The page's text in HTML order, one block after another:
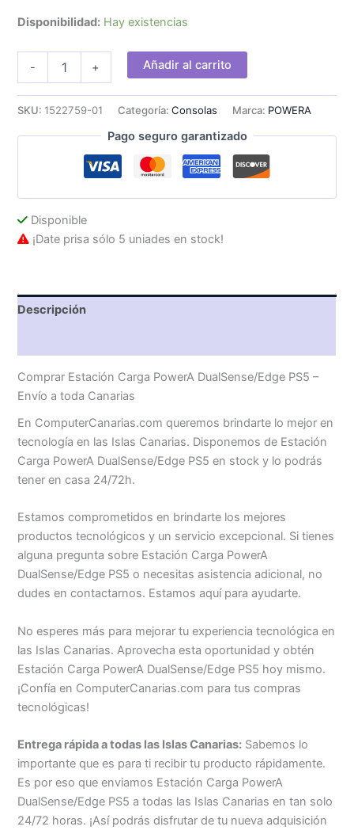
Disponibilidad: Hay existencias
-
DualSense/Edge
cantidad
+ Añadir al carrito
SKU:1522759-01 Categoría:Consolas Marca: POWERA
Pago seguro garantizado
Disponible
¡Date prisa sólo 5 uniades en stock!
Descripción
Comprar Estación Carga PowerA DualSense/Edge PS5 –
Envío a toda Canarias
En ComputerCanarias.com queremos brindarte lo mejor en
tecnología en las Islas Canarias. Disponemos de Estación
Carga PowerA DualSense/Edge PS5 en stock y lo podrás
tener en casa 24/72h.
Estamos comprometidos en brindarte los mejores
productos tecnológicos y un servicio excepcional. Si tienes
alguna pregunta sobre Estación Carga PowerA
DualSense/Edge PS5 o necesitas asistencia adicional, no
dudes en contactarnos. Estamos aquí para ayudarte.
No esperes más para mejorar tu experiencia tecnológica en
las Islas Canarias. Aprovecha esta oportunidad y obtén
Estación Carga PowerA DualSense/Edge PS5 hoy mismo.
¡Confía en ComputerCanarias.com para tus compras
tecnológicas!
Entrega rápida a todas las Islas Canarias: Sabemos lo
importante que es para ti recibir tu producto rápidamente.
Es por eso que enviamos Estación Carga PowerA
DualSense/Edge PS5 a todas las Islas Canarias en tan solo
24/72 horas. ¡Así podrás disfrutar de tu nueva adquisición